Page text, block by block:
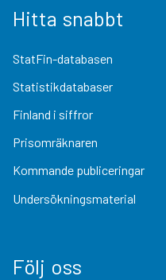
Hitta snabbt
StatFin-databasen
Statistikdatabaser
Finland i siffror
Prisomräknaren
Kommande publiceringar
Undersökningsmaterial
Följ oss